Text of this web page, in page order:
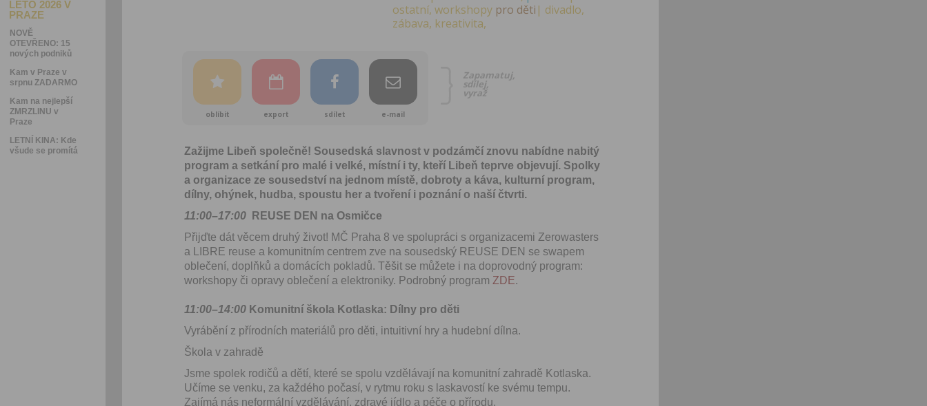
LÉTO 2026 V
PRAZE
NOVĚ
OTEVŘENO: 15
nových podniků
Kam v Praze v
srpnu ZADARMO
Kam na nejlepší
ZMRZLINU v
Praze
LETNÍ KINA: Kde
všude se promítá
ostatní, workshopy pro děti | divadlo,
zábava, kreativita,
oblíbit export sdílet e-mail
Zapamatuj,
sdílej,
vyraž
Zažijme Libeň společně! Sousedská slavnost v podzámčí znovu nabídne nabitý
program a setkání pro malé i velké, místní i ty, kteří Libeň teprve objevují. Spolky
a organizace ze sousedství na jednom místě, dobroty a káva, kulturní program,
dílny, ohýnek, hudba, spoustu her a tvoření i poznání o naší čtvrti.
11:00–17:00
REUSE DEN na Osmičce
Přijďte dát věcem druhý život! MČ Praha 8 ve spolupráci s organizacemi Zerowasters
a LIBRE reuse a komunitním centrem zve na sousedský REUSE DEN se swapem
oblečení, doplňků a domácích pokladů. Těšit se můžete i na doprovodný program:
workshopy či opravy oblečení a elektroniky. Podrobný program ZDE.
11:00–14:00 Komunitní škola Kotlaska: Dílny pro děti
Vyrábění z přírodních materiálů pro děti, intuitivní hry a hudební dílna.
Škola v zahradě
Jsme spolek rodičů a dětí, které se spolu vzdělávají na komunitní zahradě Kotlaska.
Učíme se venku, za každého počasí, v rytmu roku s laskavostí ke svému tempu.
Zajímá nás neformální vzdělávání, zdravé jídlo a péče o přírodu.